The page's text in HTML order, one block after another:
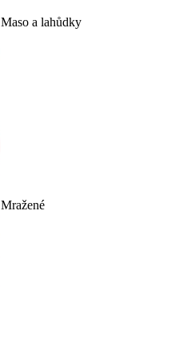
Maso a lahůdky
Mražené